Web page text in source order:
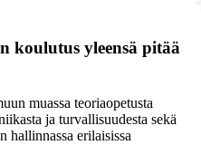
koulutus yleensä pitää
muassa teoriaopetusta
ja turvallisuudesta sekä
hallinnassa erilaisissa